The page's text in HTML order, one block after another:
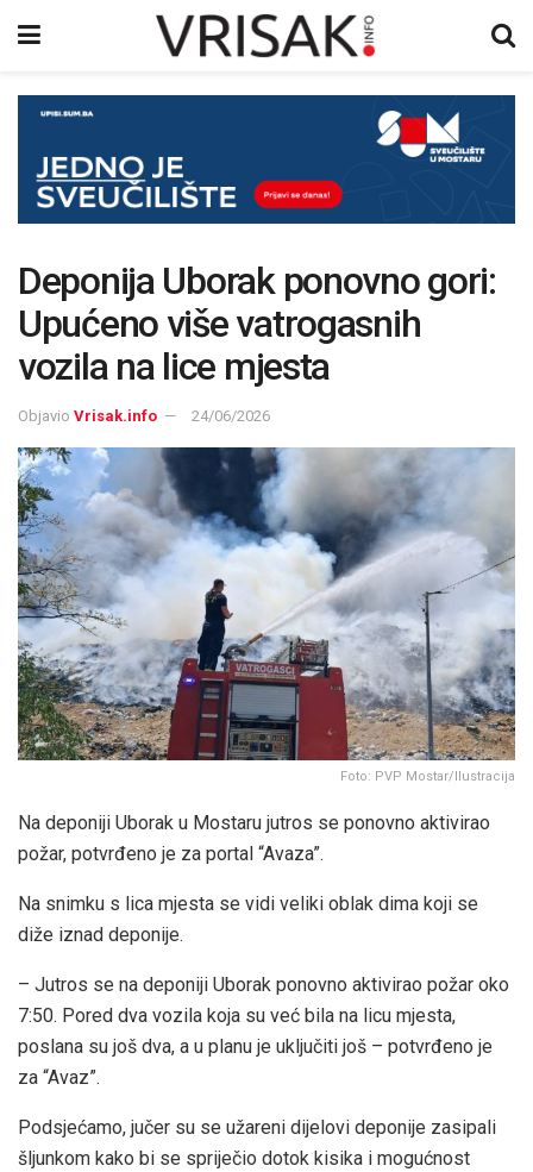
Deponija Uborak ponovno gori:
Upućeno više vatrogasnih
vozila na lice mjesta
Objavio Vrisak.info 24/06/2026
Foto: PVP Mostar/Ilustracija
Na deponiji Uborak u Mostaru jutros se ponovno aktivirao
požar, potvrđeno je za portal “Avaza”.
Na snimku s lica mjesta se vidi veliki oblak dima koji se
diže iznad deponije.
– Jutros se na deponiji Uborak ponovno aktivirao požar oko
7:50. Pored dva vozila koja su već bila na licu mjesta,
poslana su još dva, a u planu je uključiti još – potvrđeno je
za “Avaz”.
Podsjećamo, jučer su se užareni dijelovi deponije zasipali
šljunkom kako bi se spriječio dotok kisika i mogućnost